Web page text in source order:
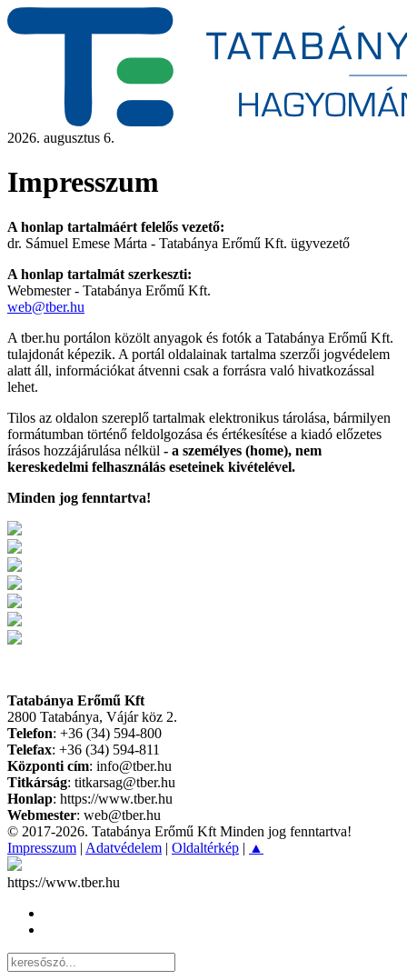
2026. augusztus 6.
Impresszum
A honlap tartalmáért felelős vezető:
dr. Sámuel Emese Márta - Tatabánya Erőmű Kft. ügyvezető
A honlap tartalmát szerkeszti:
Webmester - Tatabánya Erőmű Kft.
web@tber.hu
A tber.hu portálon közölt anyagok és fotók a Tatabánya Erőmű Kft.
tulajdonát képezik. A portál oldalainak tartalma szerzői jogvédelem
alatt áll, információkat átvenni csak a forrásra való hivatkozással
lehet.
Tilos az oldalon szereplő tartalmak elektronikus tárolása, bármilyen
formátumban történő feldolgozása és értékesítése a kiadó előzetes
írásos hozzájárulása nélkül - a személyes (home), nem
kereskedelmi felhasználás eseteinek kivételével.
Minden jog fenntartva!
Tatabánya Erőmű Kft
2800 Tatabánya, Vájár köz 2.
Telefon: +36 (34) 594-800
Telefax: +36 (34) 594-811
Központi cím: info@tber.hu
Titkárság: titkarsag@tber.hu
Honlap: https://www.tber.hu
Webmester: web@tber.hu
© 2017-2026. Tatabánya Erőmű Kft Minden jog fenntartva!
Impresszum | Adatvédelem | Oldaltérkép | ▲
https://www.tber.hu